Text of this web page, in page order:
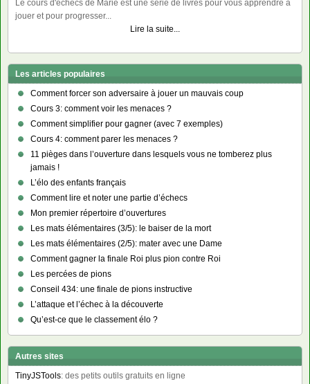
Le cours d'échecs de Marie est une série de livres pour vous apprendre à
jouer et pour progresser...
Lire la suite...
Les articles populaires
Comment forcer son adversaire à jouer un mauvais coup
Cours 3: comment voir les menaces ?
Comment simplifier pour gagner (avec 7 exemples)
Cours 4: comment parer les menaces ?
11 pièges dans l’ouverture dans lesquels vous ne tomberez plus
jamais !
L’élo des enfants français
Comment lire et noter une partie d’échecs
Mon premier répertoire d’ouvertures
Les mats élémentaires (3/5): le baiser de la mort
Les mats élémentaires (2/5): mater avec une Dame
Comment gagner la finale Roi plus pion contre Roi
Les percées de pions
Conseil 434: une finale de pions instructive
L’attaque et l’échec à la découverte
Qu’est-ce que le classement élo ?
Autres sites
TinyJSTools: des petits outils gratuits en ligne